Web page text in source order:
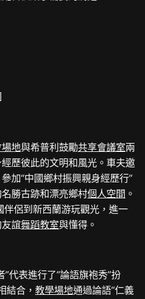
地與希普利鼓勵共享會議室兩
歷彼此的文明和風光。車夫邀
加“中國鄉村振興親身經歷行”
名勝古跡和漂亮鄉村個人空間 。
伴侶到新西蘭游玩觀光，進一
誼舞蹈教室與懂得。
代表進行了“論語旗袍秀”扮
結合，教學場地通過論語“仁義